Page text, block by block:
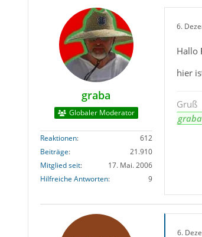
graba
Globaler Moderator
Reaktionen
612
Beiträge
21.910
Mitglied seit
17. Mai. 2006
Hilfreiche Antworten
9
6.
Hallo
hier
Gruß
graba
6.